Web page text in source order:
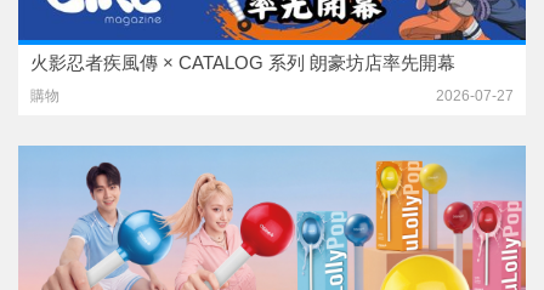
火影忍者疾風傳 × CATALOG 系列 朗豪坊店率先開幕
購物 2026-07-27